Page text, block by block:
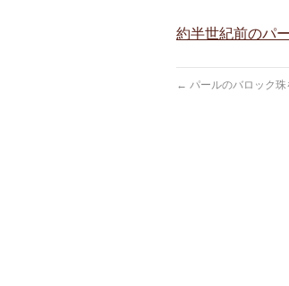
約半世紀前のパ
← パールのバロック珠